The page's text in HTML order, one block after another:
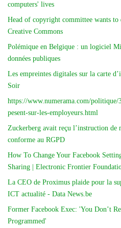
computers' lives
Head of copyright committee wants
Creative Commons
Polémique en Belgique : un logiciel
données publiques
Les empreintes digitales sur la carte
Soir
https://www.numerama.com/
pesent-sur-les-employeurs.html
Zuckerberg avait reçu l’instruction de
conforme au RGPD
How To Change Your Facebook
Sharing | Electronic Frontier
La CEO de Proximus plaide pour la
ICT actualité - Data News.be
Former Facebook Exec: 'You Don’t
Programmed'